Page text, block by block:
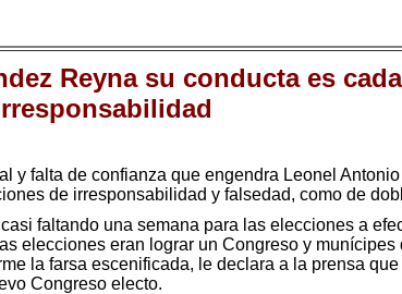
Reyna su conducta es
y falta de confianza que engendra Leonel
de irresponsabilidad y falsedad, como de
faltando una semana para las elecciones a
elecciones eran lograr un Congreso y
la farsa escenificada, le declara a la prensa
Congreso electo.